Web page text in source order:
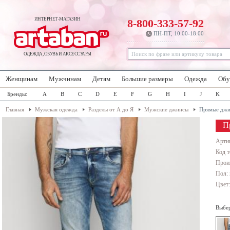
ИНТЕРНЕТ-МАГАЗИН
ОДЕЖДА, ОБУВЬ И АКСЕССУАРЫ
8-800-333-57-92
ПН-ПТ, 10:00-18:00
Женщинам Мужчинам Детям Большие размеры Одежда
Бренды: A B C D E F G H I J K
Главная Мужская одежда Разделы от А до Я Мужские джинсы Прямые
Код
Пол: